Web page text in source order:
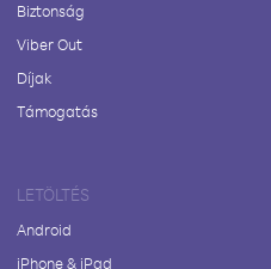
Biztonság
Viber Out
Díjak
Támogatás
LETÖLTÉS
Android
iPhone & iPad